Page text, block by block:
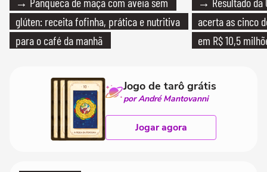
glúten: receita fofinha, prática e nutritiva
para o café da manhã
acerta as cinco
em R$ 10,5
Jogo de tarô grátis
por André Mantovanni
Jogar agora